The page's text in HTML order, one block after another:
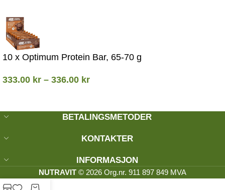
10 x Optimum Protein Bar, 65-70 g
333.00 kr – 336.00 kr
BETALINGSMETODER
KONTAKTER
INFORMASJON
NUTRAVIT © 2026 Org.nr. 911 897 849 MVA